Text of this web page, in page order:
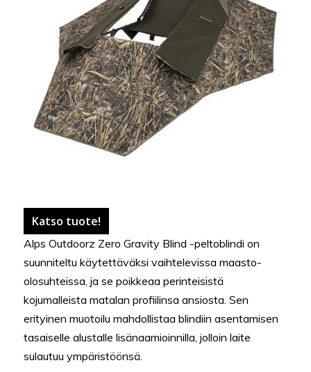
Katso tuote!
Alps Outdoorz Zero Gravity Blind -peltoblindi on
suunniteltu käytettäväksi vaihtelevissa maasto-
olosuhteissa, ja se poikkeaa perinteisistä
kojumalleista matalan profiilinsa ansiosta. Sen
erityinen muotoilu mahdollistaa blindiin asentamisen
tasaiselle alustalle lisänaamioinnilla, jolloin laite
sulautuu ympäristöönsä.